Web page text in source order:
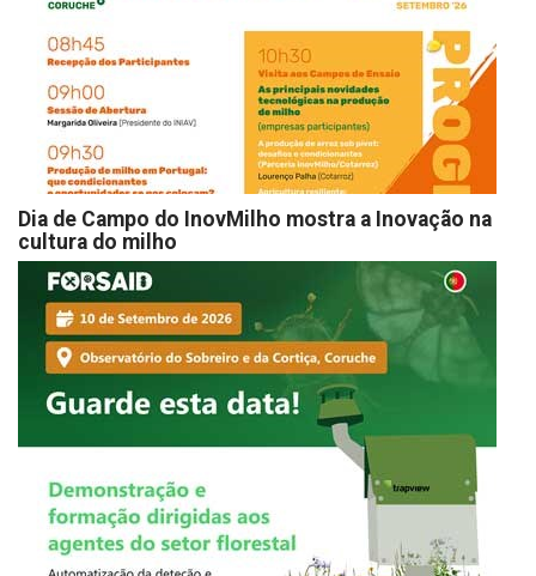
Dia de Campo do InovMilho mostra a Inovação na
cultura do milho